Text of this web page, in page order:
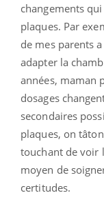
changements
plaques. Par
de mes parents
adapter la
années, maman
dosages
secondaires
plaques, on
touchant de voir
moyen de
certitudes.